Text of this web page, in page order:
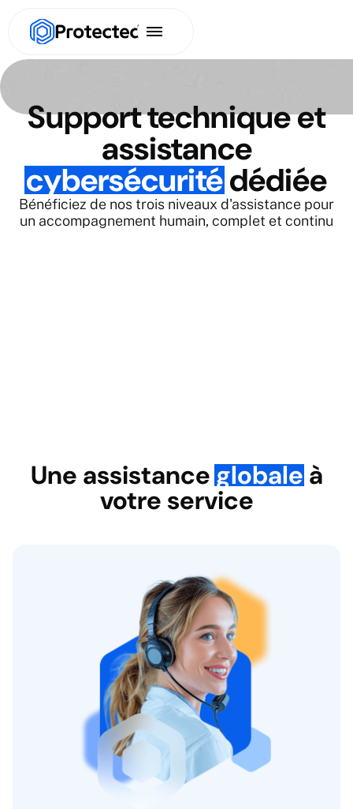
Support technique et
assistance
cybersécuritédédiée
Bénéficiez de nos trois niveaux d'assistance pour
un accompagnement humain, complet et continu
Une assistanceglobaleà
votre service